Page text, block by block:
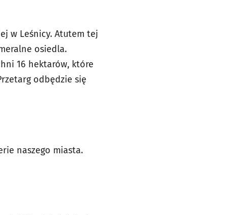
w Leśnicy. Atutem tej
osiedla.
16 hektarów, które
odbędzie się
naszego miasta.